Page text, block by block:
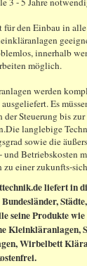
für den Einbau in
innerhalb
möglich.
werden
Es
der Steuerung bis
langlebige
sowie die
und Betriebskosten
zu einer zukunfts-
liefert in
seine Produkte
Kleinkläranlagen,
Wirbelbett